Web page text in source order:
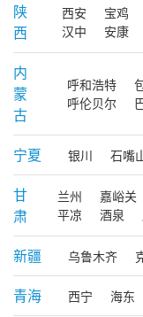
陕
西
西安 宝鸡
汉中
安康
内
蒙
古
呼和浩特
呼伦贝尔
宁夏 银川 石嘴
甘
肃
兰州 嘉峪关
平凉
酒泉
新疆 乌鲁木齐
青海 西宁 海东